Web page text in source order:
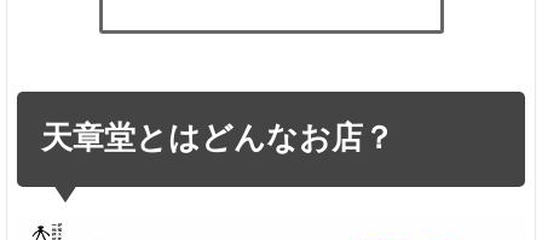
はど
んな
お
天章堂とはどんなお店？